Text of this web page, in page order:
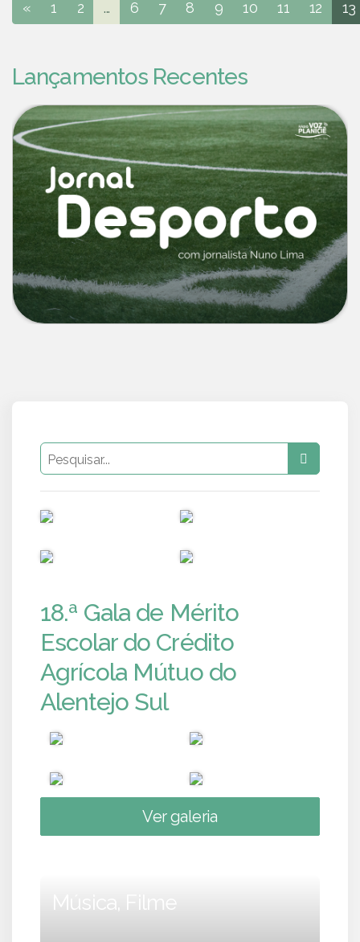
« 1 2 ... 6 7 8 9 10 11 12 13
Lançamentos Recentes
18.ª Gala de Mérito
Escolar do Crédito
Agrícola Mútuo do
Alentejo Sul
Ver galeria
Música, Filme